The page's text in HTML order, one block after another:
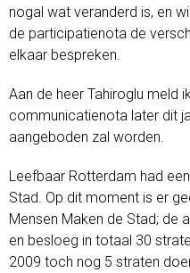
nogal wat veranderd is, en
de participatienota de
elkaar bespreken.
Aan de heer Tahiroglu meld
communicatienota later dit
aangeboden zal worden.
Leefbaar Rotterdam had
Stad. Op dit moment is er
Mensen Maken de Stad; de
en besloeg in totaal 30
2009 toch nog 5 straten